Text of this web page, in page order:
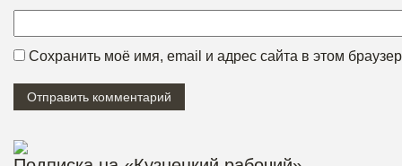
Сохранить моё имя, email и адрес сайта в этом